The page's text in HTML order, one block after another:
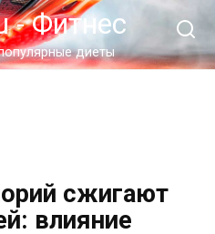
- Фитнес
диеты
сжигают
влияние